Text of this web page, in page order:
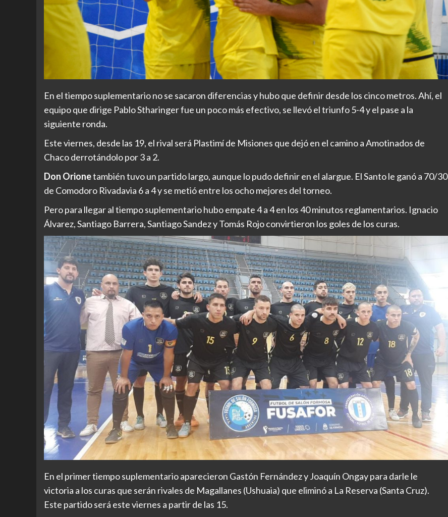
En el tiempo suplementario no se sacaron diferencias y hubo que definir desde los cinco metros. Ahí, el
equipo que dirige Pablo Stharinger fue un poco más efectivo, se llevó el triunfo 5-4 y el pase a la
siguiente ronda.
Este viernes, desde las 19, el rival será Plastimí de Misiones que dejó en el camino a Amotinados de
Chaco derrotándolo por 3 a 2.
Don Orionetambién tuvo un partido largo, aunque lo pudo definir en el alargue. El Santo le ganó a 70/30
de Comodoro Rivadavia 6 a 4 y se metió entre los ocho mejores del torneo.
Pero para llegar al tiempo suplementario hubo empate 4 a 4 en los 40 minutos reglamentarios. Ignacio
Álvarez, Santiago Barrera, Santiago Sandez y Tomás Rojo convirtieron los goles de los curas.
En el primer tiempo suplementario aparecieron Gastón Fernández y Joaquín Ongay para darle le
victoria a los curas que serán rivales de Magallanes (Ushuaia) que eliminó a La Reserva (Santa Cruz).
Este partido será este viernes a partir de las 15.